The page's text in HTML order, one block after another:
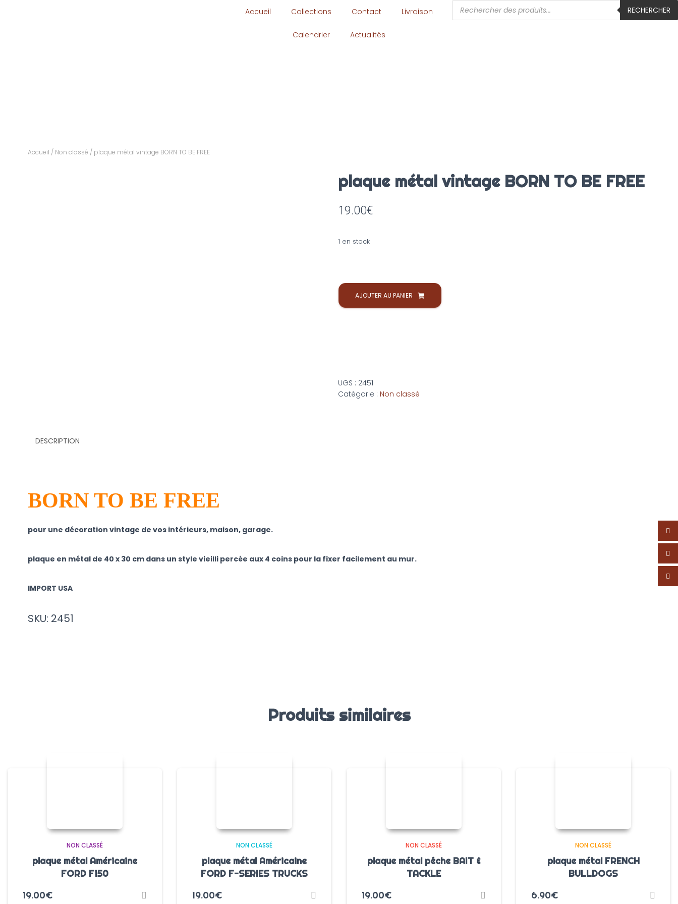
Accueil Collections Contact Livraison
Calendrier Actualités
RECHERCHER
Accueil / Non classé / plaque métal vintage BORN TO BE FREE
plaque métal vintage BORN TO BE FREE
19.00€
1 en stock
AJOUTER AU PANIER
UGS : 2451
Catégorie : Non classé
DESCRIPTION
BORN TO BE FREE
pour une décoration vintage de vos intérieurs, maison, garage.
plaque en métal de 40 x 30 cm dans un style vieilli percée aux 4 coins pour la fixer facilement au mur.
IMPORT USA
SKU: 2451
Produits similaires
NON CLASSÉ
plaque métal Américaine
FORD F150
19.00€
NON CLASSÉ
plaque métal Américaine
FORD F-SERIES TRUCKS
19.00€
NON CLASSÉ
plaque métal pêche BAIT &
TACKLE
19.00€
NON CLASSÉ
plaque métal FRENCH
BULLDOGS
6.90€